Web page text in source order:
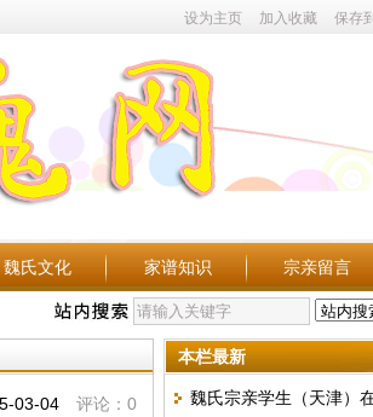
设为主页 加入收藏 保存
魏氏文化 家谱知识 宗亲留言
03-04评论：0
本栏最新
魏氏宗亲学生（天津）